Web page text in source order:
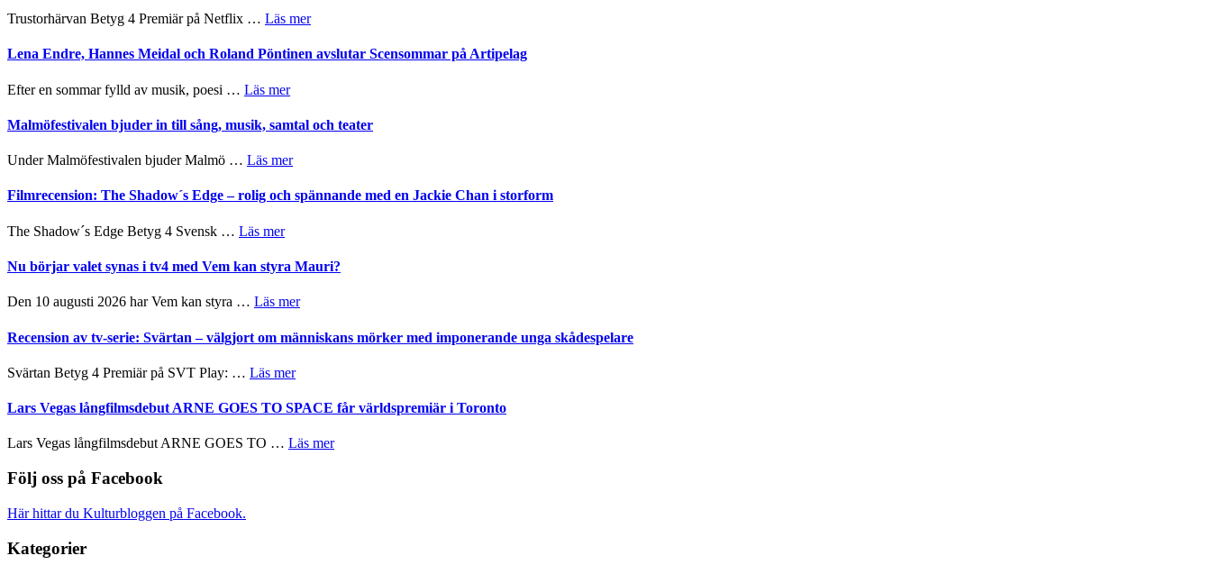
hjärtevarm
kompott
2026
–
I
bortom
vidsträckta
Trustorhärvan Betyg 4 Premiär på Netflix … Läs merom
Trustorhärvan
ger
på
Lena Endre, Hannes Meidal och Roland Pöntinen avslutar Scensommar på Artipelag
Efter en sommar fylld av musik, poesi … Läs merom
Endre,
och
Pöntinen
Artipelag
Malmöfestivalen bjuder in till sång, musik, samtal och teater
Under Malmöfestivalen bjuder Malmö … Läs merom
bjuder
in
samtal
teater
Filmrecension: The Shadow´s Edge – rolig och spännande med en Jackie Chan i storform
The Shadow´s Edge Betyg 4 Svensk … Läs merom
The
Edge
rolig
spännande
en
Chan
Nu börjar valet synas i tv4 med Vem kan styra Mauri?
Den 10 augusti 2026 har Vem kan styra … Läs merom
börjar
valet
med
kan
Recension av tv-serie: Svärtan – välgjort om människans mörker med imponerande unga skådespelare
Svärtan Betyg 4 Premiär på SVT Play: … Läs merom
av
serie:
Svärtan
Lars Vegas långfilmsdebut ARNE GOES TO SPACE får världspremiär i Toronto
Lars Vegas långfilmsdebut ARNE GOES TO … Läs merom
Följ oss på Facebook
Här hittar du Kulturbloggen på Facebook.
Kategorier